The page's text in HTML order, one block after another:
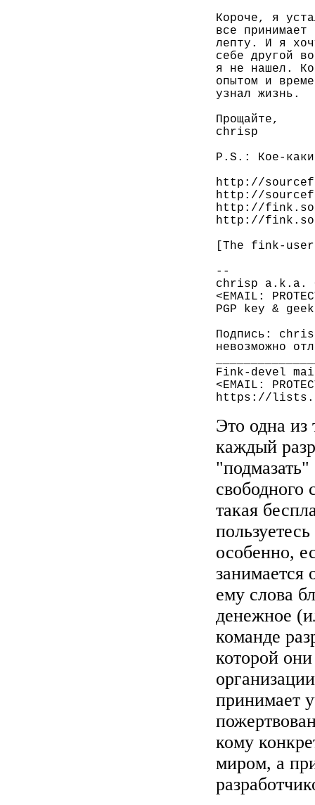
Короче, я
все
лепту. И я
себе другой
я не нашел.
опытом и
узнал жизнь.
Прощайте,
chrisp
P.S.: Кое-
http://
http://
http://
http://
[The fink-
--
chrisp a.k.a.
<EMAIL:
PGP key &
Подпись:
невозможно
Fink-devel
<EMAIL:
Это одна из
каждый
такая
особенно,
занимается
ему слова
денежное
команде
которой
принимает
кому
миром, а